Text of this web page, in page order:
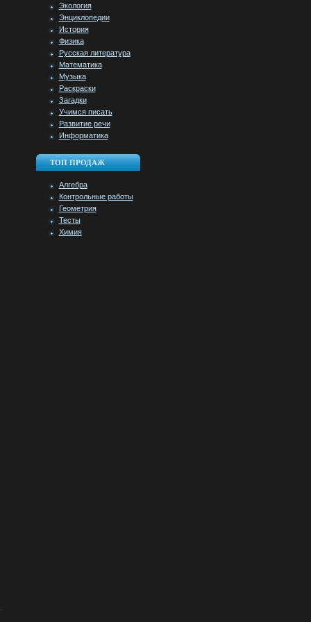
Экология
Энциклопедии
История
Физика
Русская литература
Математика
Музыка
Раскраски
Загадки
Учимся писать
Развитие речи
Информатика
ТОП ПРОДАЖ
Алгебра
Контрольные работы
Геометрия
Тесты
Химия